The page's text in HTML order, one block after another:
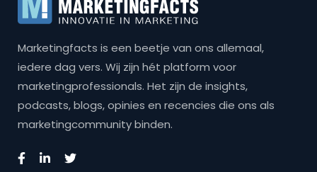
Marketingfacts is een beetje van ons allemaal,
iedere dag vers. Wij zijn hét platform voor
marketingprofessionals. Het zijn de insights,
podcasts, blogs, opinies en recencies die ons als
marketingcommunity binden.